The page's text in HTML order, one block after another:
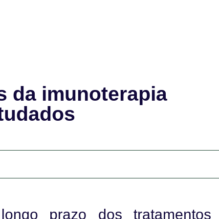
da imunoterapia
prazo dos tratamentos